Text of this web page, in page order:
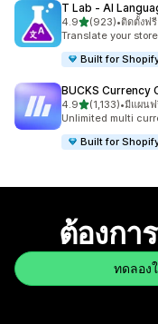
T Lab ‑ AI
4.9เต็ม 5 ดาว
(923)
ทั้งหมด 923 รีวิว
•ติดตั้งฟรี
Translate your
Built for
BUCKS Currency
4.9เต็ม 5 ดาว
(1,133)
ทั้งหมด 1133 รีวิว
•มีแผนฟ
Unlimited multi
Built for
ต้องกา
ทดลอง